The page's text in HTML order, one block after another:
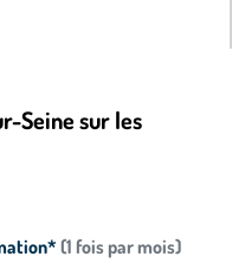
Seine sur les
(1 fois par mois)